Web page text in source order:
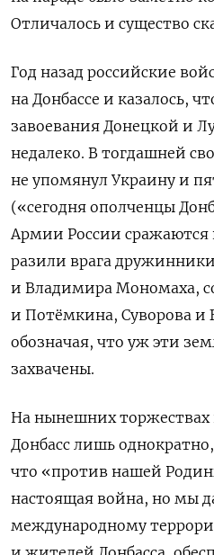
Отличалось и существо
Год назад российские
на Донбассе и казалось,
завоевания Донецкой и
недалеко. В тогдашней
не упомянул Украину и
(«сегодня ополченцы
Армии России сражаются
разили врага
и Владимира Мономаха,
и Потёмкина, Суворова и
обозначая, что уж эти
захвачены.
На нынешних торжествах
Донбасс лишь
что «против нашей
настоящая война, но мы
международному